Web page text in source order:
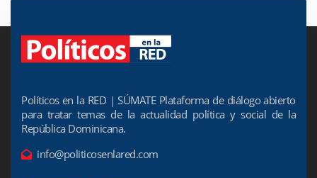
Políticos en la RED | SÚMATE Plataforma de diálogo abierto
para tratar temas de la actualidad política y social de la
República Dominicana.
info@politicosenlared.com